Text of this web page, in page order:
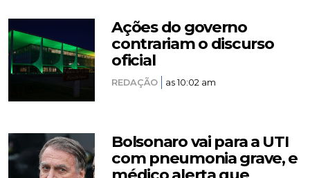
Ações do governo
contrariam o discurso
oficial
REDAÇÃO as 10:02 am
Bolsonaro vai para a UTI
com pneumonia grave, e